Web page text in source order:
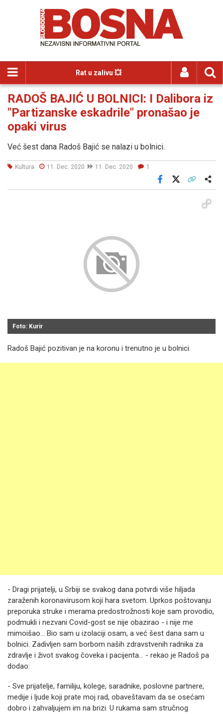
Rat u zalivu 💥
RADOŠ BAJIĆ U BOLNICI: I Dalibora iz
"Partizanske eskadrile" pronašao je
opaki virus
Već šest dana Radoš Bajić se nalazi u bolnici.
Kultura 11. Dec. 2020 11. Dec. 2020 1
Facebook
Foto: Kurir
Radoš Bajić pozitivan je na koronu i trenutno je u bolnici.
- Dragi prijatelji, u Srbiji se svakog dana potvrdi više hiljada
zaraženih koronavirusom koji hara svetom. Uprkos poštovanju
preporuka struke i merama predostrožnosti koje sam provodio,
podmukli i nezvani Covid-gost se nije obazirao - i nije me
mimoišao... Bio sam u izolaciji osam, a već šest dana sam u
bolnici. Zadivljen sam borbom naših zdravstvenih radnika za
zdravlje i život svakog čoveka i pacijenta... - rekao je Radoš pa
dodao:
- Sve prijatelje, familiju, kolege, saradnike, poslovne partnere,
medije i ljude koji prate moj rad, obaveštavam da se osećam
dobro i zahvaljujem im na brizi. U rukama sam stručnog